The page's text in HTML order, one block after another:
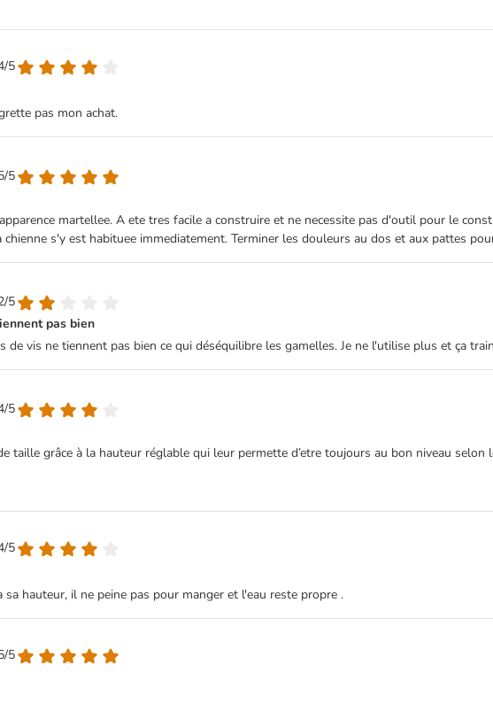
5
pas mon achat.
5
martellee. A ete tres facile a construire et ne necessite pas d'outil pour le
s'y est habituee immediatement. Terminer les douleurs au dos et aux pattes
5
pas bien
vis ne tiennent pas bien ce qui déséquilibre les gamelles. Je ne l'utilise plus et ça
5
taille grâce à la hauteur réglable qui leur permette d’etre toujours au bon niveau
5
hauteur, il ne peine pas pour manger et l'eau reste propre .
5